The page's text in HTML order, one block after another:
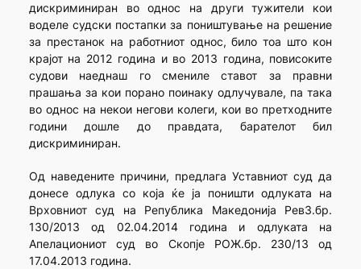
дискриминиран во однос на други тужители кои
воделе судски постапки за поништување на решение
за престанок на работниот однос, било тоа што кон
крајот на 2012 година и во 2013 година, повисоките
судови наеднаш го смениле ставот за правни
прашања за кои порано поинаку одлучувале, па така
во однос на некои негови колеги, кои во претходните
години дошле до правдата, барателот бил
дискриминиран.
Од наведените причини, предлага Уставниот суд да
донесе одлука со која ќе ја поништи одлуката на
Врховниот суд на Република Македонија Рев3.бр.
130/2013 од 02.04.2014 година и одлуката на
Апелациониот суд во Скопје РОЖ.бр. 230/13 од
17.04.2013 година.